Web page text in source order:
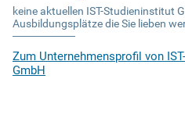
keine aktuellen IST-Studieninstitut
Ausbildungsplätze die Sie lieben
Zum Unternehmensprofil von
GmbH